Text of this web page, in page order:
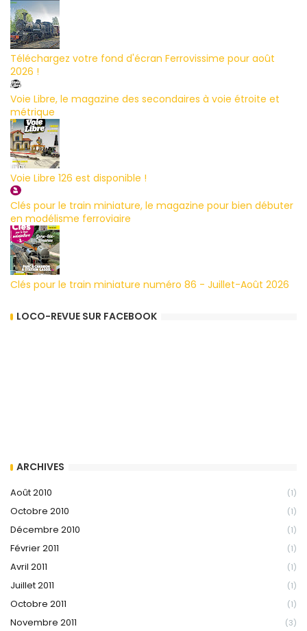
Téléchargez votre fond d'écran Ferrovissime pour août
2026 !
Voie Libre, le magazine des secondaires à voie étroite et
métrique
Voie Libre 126 est disponible !
Clés pour le train miniature, le magazine pour bien débuter
en modélisme ferroviaire
Clés pour le train miniature numéro 86 - Juillet-Août 2026
LOCO-REVUE SUR FACEBOOK
ARCHIVES
Août 2010 (1)
Octobre 2010 (1)
Décembre 2010 (1)
Février 2011 (1)
Avril 2011 (1)
Juillet 2011 (1)
Octobre 2011 (1)
Novembre 2011 (3)